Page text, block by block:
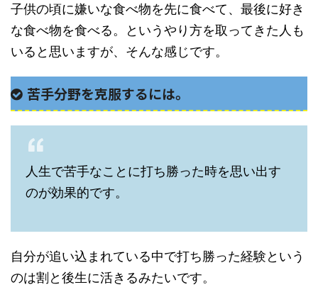
子供の頃に嫌いな食べ物を先に食べて、最後に好き
な食べ物を食べる。というやり方を取ってきた人も
いると思いますが、そんな感じです。
苦手分野を克服するには。
人生で苦手なことに打ち勝った時を思い出す
のが効果的です。
自分が追い込まれている中で打ち勝った経験という
のは割と後生に活きるみたいです。